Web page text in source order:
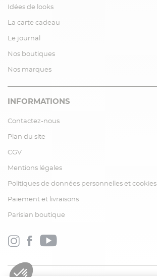
Idées de looks
La carte cadeau
Le journal
Nos boutiques
Nos marques
INFORMATIONS
Contactez-nous
Plan du site
CGV
Mentions légales
Politiques de données personnelles et cookies
Paiement et livraisons
Parisian boutique